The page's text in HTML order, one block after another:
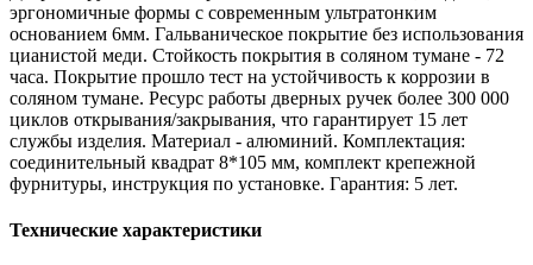
эргономичные формы c современным ультратонким
основанием 6мм. Гальваническое покрытие без использования
цианистой меди. Стойкость покрытия в соляном тумане - 72
часа. Покрытие прошло тест на устойчивость к коррозии в
соляном тумане. Ресурс работы дверных ручек более 300 000
циклов открывания/закрывания, что гарантирует 15 лет
службы изделия. Материал - алюминий. Комплектация:
соединительный квадрат 8*105 мм, комплект крепежной
фурнитуры, инструкция по установке. Гарантия: 5 лет.
Технические характеристики